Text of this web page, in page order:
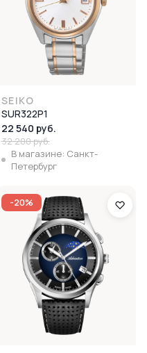
SEIKO
SUR322P1
22 540 руб.
32 200 руб.
В магазине: Санкт-
Петербург
-20%